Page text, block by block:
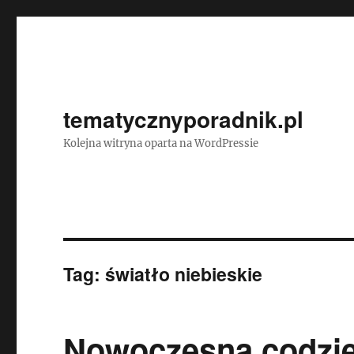
tematycznyporadnik.pl
Kolejna witryna oparta na WordPressie
Tag:światło niebieskie